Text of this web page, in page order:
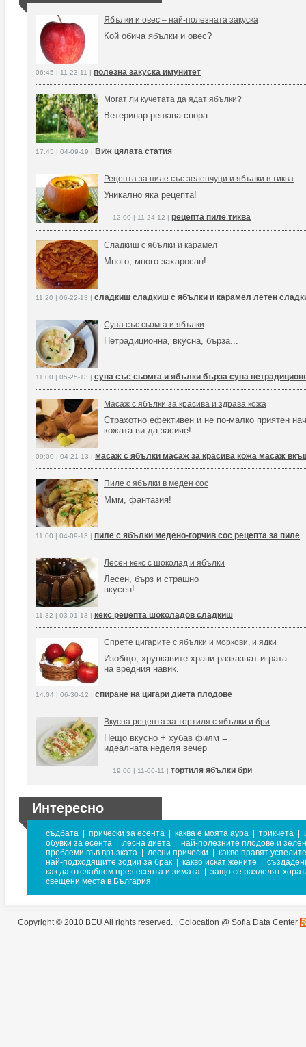
Ябълки и овес – най-полезната закуска
Кой обича ябълки и овес?
06:45 | 11-23-11 | полезна закуска имунитет
Могат ли кучетата да ядат ябълки?
Ветеринар решава спора
17:45 | 04-09-19 | Виж цялата статия
Рецепта за пиле със зеленчуци и ябълки в тиква
Уникално яка рецепта!
12:00 | 11-24-12 | рецепта пиле тиква
Сладкиш с ябълки и карамел
Много, много захаросан!
11:20 | 06-22-13 | сладкиш сладкиш с ябълки и карамел летен
Супа със сьомга и ябълки
Нетрадиционна, вкусна, бърза...
11:00 | 05-25-13 | супа със сьомга и ябълки бърза супа
Масаж с ябълки за красива и здрава кожа
Страхотно ефективен и не по-малко приятен
кожата ви да засияе!
09:00 | 04-21-13 | масаж с ябълки масаж за красива кожа масаж
Пиле с ябълки в меден сос
Ммм, фантазия!
11:00 | 04-09-13 | пиле с ябълки медено-горчив сос рецепта за пиле
Лесен кекс с шоколад и ябълки
Лесен, бърз и страшно
вкусен!
11:32 | 03-01-13 | кекс рецепта шоколадов сладкиш
Спрете цигарите с ябълки и моркови, и ядки
Изобщо, хрупкавите храни разказват играта
на вредния навик.
14:04 | 06-30-12 | спиране на цигари диета плодове
Вкусна рецепта за тортиля с ябълки и бри
Нещо вкусно + хубав филм =
идеалната неделя вечер
19:00 | 11-06-11 | тортиля ябълки бри
Интересно
съдбата прически за есента каква е моята аура трикчета
обувки за есента
лесна диета
най-полезните плодове и
проблеми във връзката
лесни прически
какво правят
най-подходящите зодии за брак
какво искат жените
как да отслабнем през есента и зимата
защо се разделят
свещени места в България
Copyright © 2010 BEU All rights reserved. | Colocation @ Sofia Data Center